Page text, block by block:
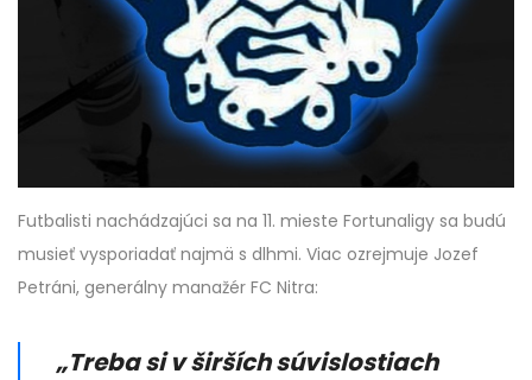
Futbalisti nachádzajúci sa na 11. mieste Fortunaligy sa budú
musieť vysporiadať najmä s dlhmi. Viac ozrejmuje Jozef
Petráni, generálny manažér FC Nitra:
„Treba si v širších súvislostiach